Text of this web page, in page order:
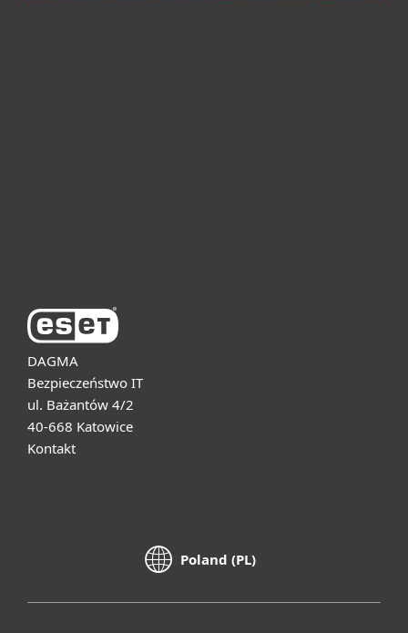
DAGMA
Bezpieczeństwo IT
ul. Bażantów 4/2
40-668 Katowice
Kontakt
Poland (PL)